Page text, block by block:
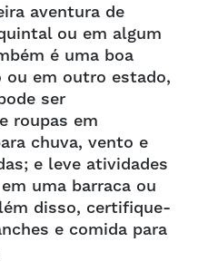
aventura de
ou em algum
é uma boa
ou em outro estado,
ser
roupas em
chuva, vento e
e leve atividades
uma barraca ou
disso, certifique-
e comida para